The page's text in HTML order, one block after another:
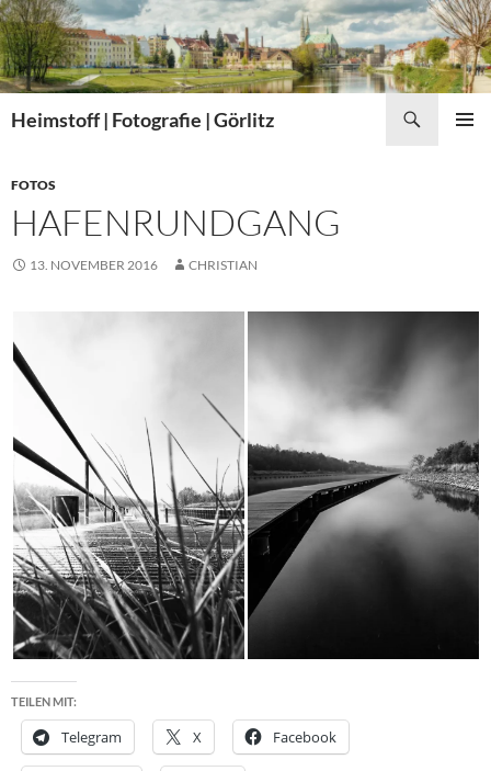
Zum
Inhalt
springen
Heimstoff | Fotografie | Görlitz
FOTOS
HAFENRUNDGANG
13. NOVEMBER 2016 CHRISTIAN
TEILEN MIT:
Telegram X Facebook